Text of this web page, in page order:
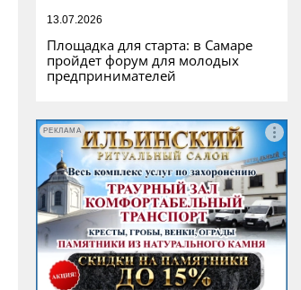
13.07.2026
Площадка для старта: в Самаре
пройдет форум для молодых
предпринимателей
РЕКЛАМА